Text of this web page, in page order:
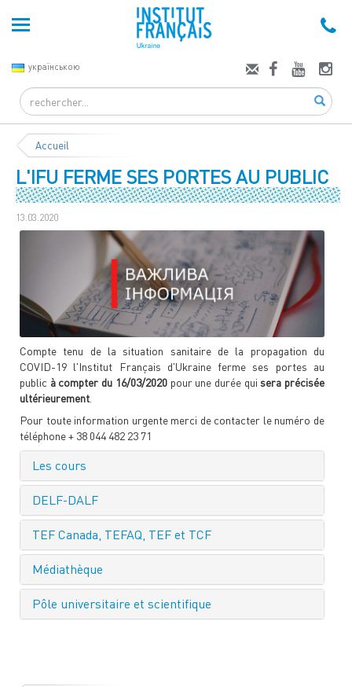
українською
Search
Accueil
L'IFU FERME SES PORTES AU PUBLIC
13.03.2020
Compte tenu de la situation sanitaire de la propagation du
COVID-19 l'Institut Français d'Ukraine ferme ses portes au
public à compter du 16/03/2020pour une durée quisera précisée
ultérieurement
Pour toute information urgente merci de contacter le numéro de
téléphone + 38 044 482 23 71
Les cours
DELF-DALF
TEF Canada, TEFAQ, TEF et TCF
Médiathèque
Pôle universitaire et scientifique